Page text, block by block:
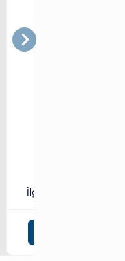
İlgili SKA: